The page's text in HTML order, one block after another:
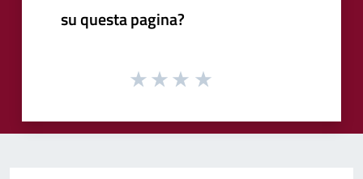
su questa pagina?